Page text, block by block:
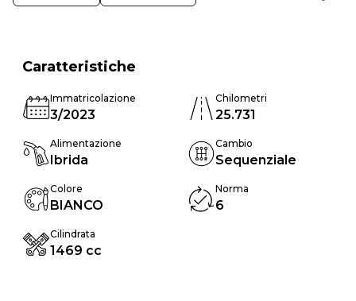
Caratteristiche
Immatricolazione
3/2023
Chilometri
25.731
Alimentazione
Ibrida
Cambio
Sequenziale
Colore
BIANCO
Norma
6
Cilindrata
1469 cc